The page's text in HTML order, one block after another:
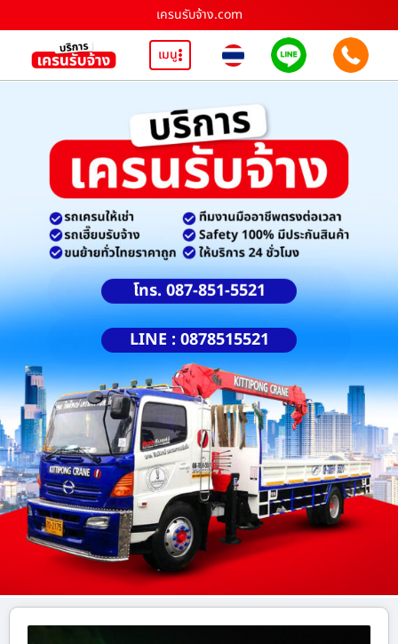
เครนรับจ้าง.com
เมนู
โทร. 087-851-5521
LINE : 0878515521